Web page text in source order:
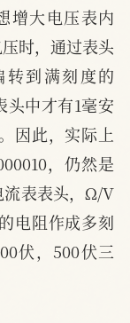
增大电压表内
时，通过表头
转到满刻度的
头中才有1毫安
因此，实际上
，仍然是
流表表头，Ω/V
电阻作成多刻
伏，500伏三